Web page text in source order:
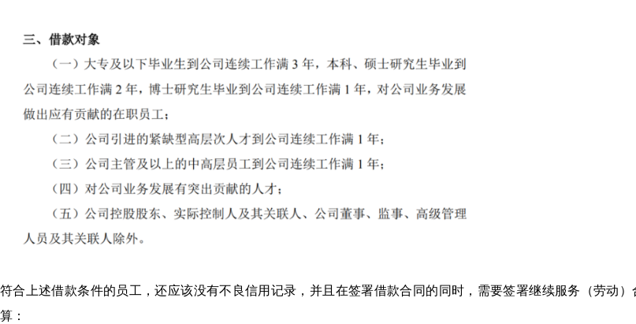
符合上述借款条件的员工，还应该没有不良信用记录，并且在签署借款合同的同时，需要签署继续服务（劳动
算：